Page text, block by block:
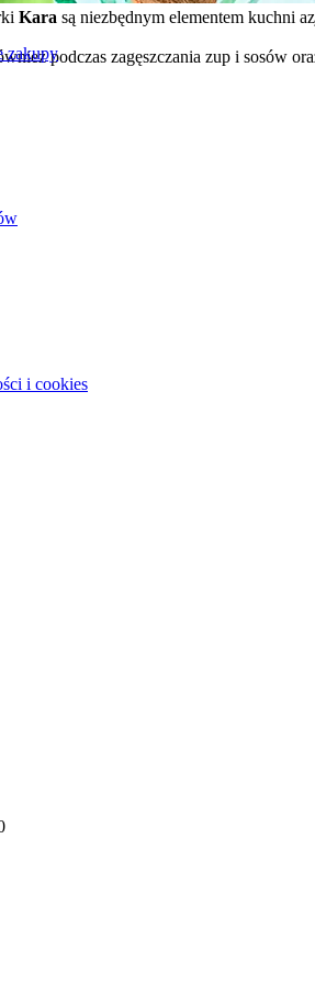
Kara są niezbędnym elementem kuchni
podczas zagęszczania zup i sosów
zakupy
i cookies